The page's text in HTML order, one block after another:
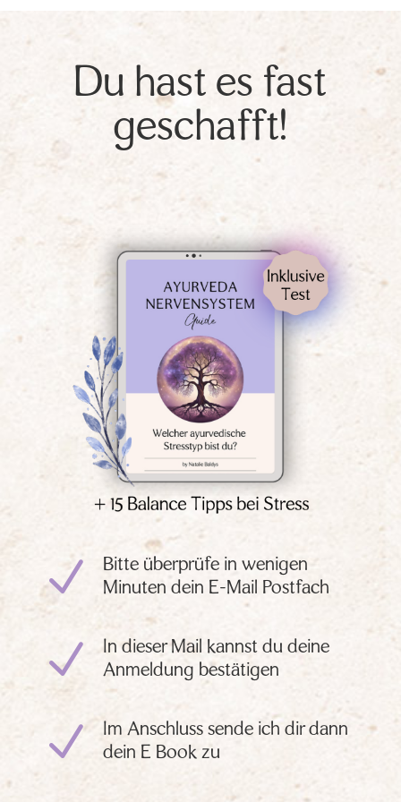
Du hast es fast
geschafft!
N
Bitte überprüfe in wenigen
Minuten dein E-Mail Postfach
N
In dieser Mail kannst du deine
Anmeldung bestätigen
N
Im Anschluss sende ich dir dann
dein E Book zu